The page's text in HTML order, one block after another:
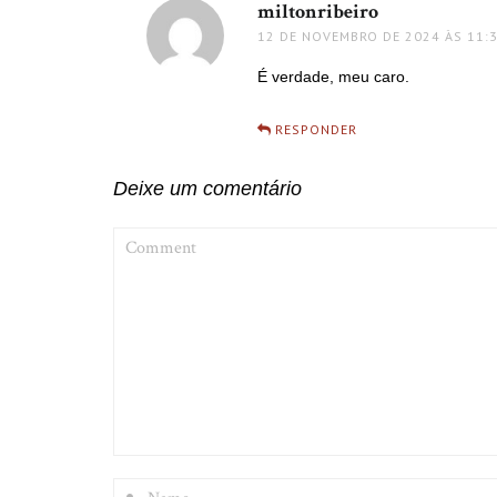
miltonribeiro
12 DE NOVEMBRO DE 2024 ÀS
É verdade, meu caro.
RESPONDER
Deixe um comentário